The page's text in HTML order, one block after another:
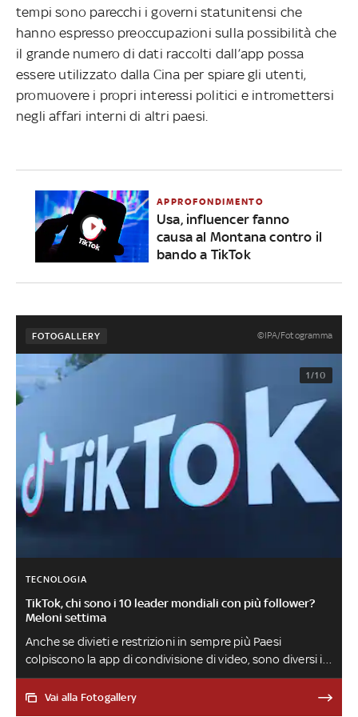
tempi sono parecchi i governi statunitensi che
hanno espresso preoccupazioni sulla possibilità che
il grande numero di dati raccolti dall’app possa
essere utilizzato dalla Cina per spiare gli utenti,
promuovere i propri interessi politici e intromettersi
negli affari interni di altri paesi.
APPROFONDIMENTO
Usa, influencer fanno
causa al Montana contro il
bando a TikTok
FOTOGALLERY ©IPA/Fotogramma
1/10
TECNOLOGIA
TikTok, chi sono i 10 leader mondiali con più follower?
Meloni settima
Anche se divieti e restrizioni in sempre più Paesi
colpiscono la app di condivisione di video, sono diversi i
capi di Stato e governo che la usano per comunicare con
i loro seguaci. Ecco la Top 10 dei più seguiti, stilata da
Vai alla Fotogallery